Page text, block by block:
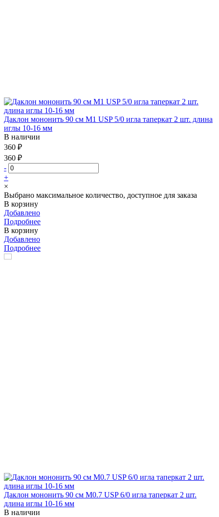
Даклон мононить 90 см М1 USP 5/0 игла таперкат 2 шт. длина
иглы 10-16 мм
В наличии
360 ₽
360 ₽
-
+
×
Выбрано максимальное количество, доступное для заказа
В корзину
Добавлено
Подробнее
В корзину
Добавлено
Подробнее
Даклон мононить 90 см М0.7 USP 6/0 игла таперкат 2 шт.
длина иглы 10-16 мм
В наличии